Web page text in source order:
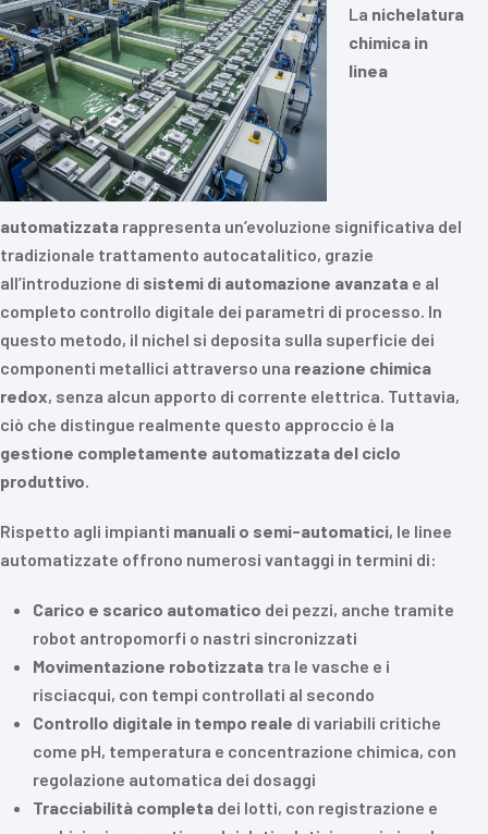
La nichelatura
chimica in
linea
automatizzata rappresenta un’evoluzione significativa del
tradizionale trattamento autocatalitico, grazie
all’introduzione di sistemi di automazione avanzata e al
completo controllo digitale dei parametri di processo. In
questo metodo, il nichel si deposita sulla superficie dei
componenti metallici attraverso una reazione chimica
redox, senza alcun apporto di corrente elettrica. Tuttavia,
ciò che distingue realmente questo approccio è la
gestione completamente automatizzata del ciclo
produttivo.
Rispetto agli impianti manuali o semi-automatici, le linee
automatizzate offrono numerosi vantaggi in termini di:
Carico e scarico automatico dei pezzi, anche tramite
robot antropomorfi o nastri sincronizzati
Movimentazione robotizzata tra le vasche e i
risciacqui, con tempi controllati al secondo
Controllo digitale in tempo reale di variabili critiche
come pH, temperatura e concentrazione chimica, con
regolazione automatica dei dosaggi
Tracciabilità completa dei lotti, con registrazione e